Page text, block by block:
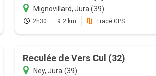
Mignovillard, Jura (39)
2h30 9.2 km Tracé GPS
Reculée de Vers Cul (32)
Ney, Jura (39)